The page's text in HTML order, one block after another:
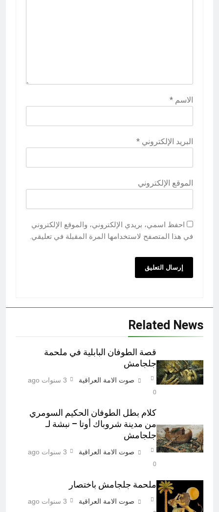
الاسم *
البريد الإلكتروني *
الموقع الإلكتروني
احفظ اسمي، بريدي الإلكتروني، والموقع الإلكتروني
في هذا المتصفح لاستخدامها المرة المقبلة في تعليقي.
Related News
قصة الطوفان البابلية في ملحمة
جلجامش
صوت الامة العراقية 3 سنوات ago
0
كلام بطل الطوفان الحكيم السومري
من مدينة شروباك أوتا – نبشة لـ
جلجامش
صوت الامة العراقية 3 سنوات ago
0
ملحمة جلجامش باختصار
صوت الامة العراقية 3 سنوات ago